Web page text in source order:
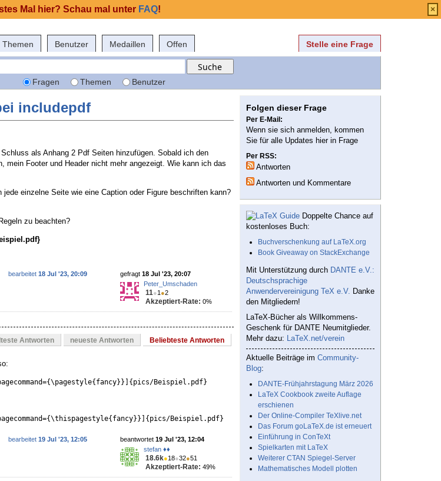
Themen Benutzer Medaillen Offen Stelle eine Frage
Fragen Themen Benutzer
includepdf
als Anhang 2 Pdf Seiten hinzufügen. Sobald ich den
mein Footer und Header nicht mehr angezeigt. Wie kann ich das
einzelne Seite wie eine Caption oder Figure beschriften kann?
zu beachten?
gefragt 18 Jul '23, 20:07
Peter_Umschaden
11●1 ●2
Akzeptiert-Rate: 0%
bearbeitet 18 Jul '23, 20:09
Antworten neueste Antworten Beliebteste Antworten
Beispiel.pdf}
Beispiel.pdf}
beantwortet 19 Jul '23, 12:04
stefan ♦♦
18.6k●18●32●51
Akzeptiert-Rate: 49%
bearbeitet 19 Jul '23, 12:05
Folgen dieser Frage
Per E-Mail:
Wenn sie sich anmelden, kommen
Sie für alle Updates hier in Frage
Per RSS:
Antworten
Antworten und Kommentare
Doppelte Chance auf
kostenloses Buch:
Buchverschenkung auf LaTeX.org
Book Giveaway on StackExchange
Mit Unterstützung durch DANTE e.V.:
Deutschsprachige
Anwendervereinigung TeX e.V. Danke
den Mitgliedern!
LaTeX-Bücher als Willkommens-
Geschenk für DANTE Neumitglieder.
Mehr dazu: LaTeX.net/verein
Aktuelle Beiträge im Community-
Blog:
DANTE-Frühjahrstagung März 2026
LaTeX Cookbook zweite Auflage
erschienen
Der Online-Compiler TeXlive.net
Das Forum goLaTeX.de ist erneuert
Einführung in ConTeXt
Spielkarten mit LaTeX
Weiterer CTAN Spiegel-Server
Mathematisches Modell plotten
Mal hier? Schau mal unter FAQ! ×